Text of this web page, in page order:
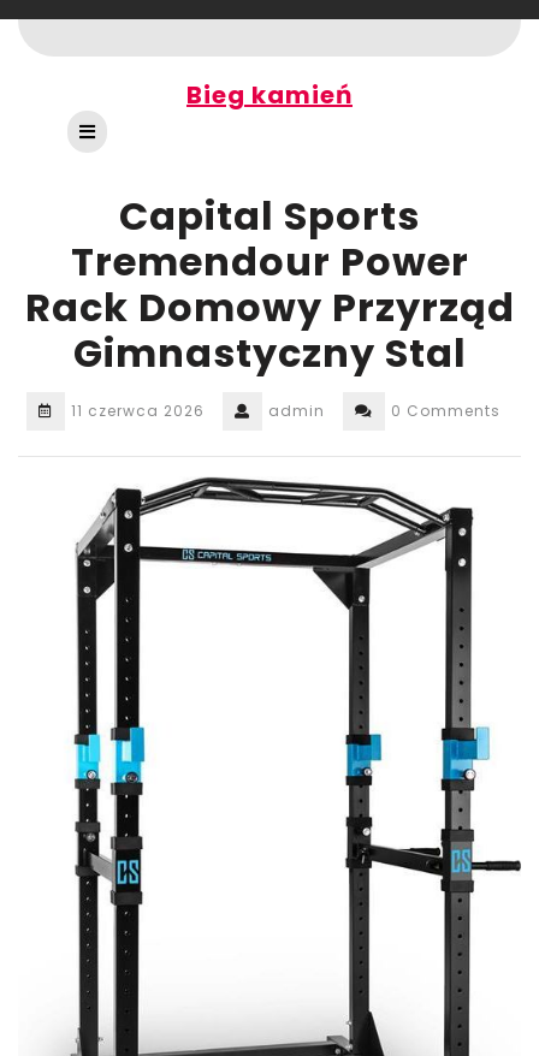
to
content
Bieg kamień
Open
Button
Capital Sports
Tremendour Power
Rack Domowy Przyrząd
Gimnastyczny Stal
11 czerwca 2026 admin 0 Comments